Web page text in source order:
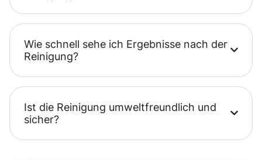
Wie schnell sehe ich Ergebnisse nach der
Reinigung?
Ist die Reinigung umweltfreundlich und
sicher?